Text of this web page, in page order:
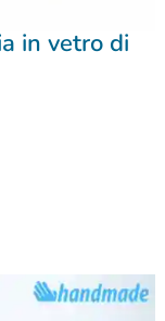
in vetro di